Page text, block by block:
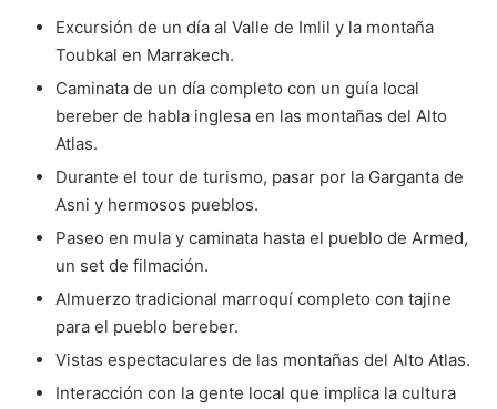
Excursión de un día al Valle de Imlil y la montaña
Toubkal en Marrakech.
Caminata de un día completo con un guía local
bereber de habla inglesa en las montañas del Alto
Atlas.
Durante el tour de turismo, pasar por la Garganta de
Asni y hermosos pueblos.
Paseo en mula y caminata hasta el pueblo de Armed,
un set de filmación.
Almuerzo tradicional marroquí completo con tajine
para el pueblo bereber.
Vistas espectaculares de las montañas del Alto Atlas.
Interacción con la gente local que implica la cultura